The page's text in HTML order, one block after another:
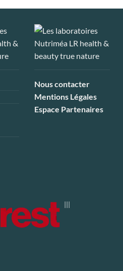
Nous contacter
Mentions Légales
Espace Partenaires
|||